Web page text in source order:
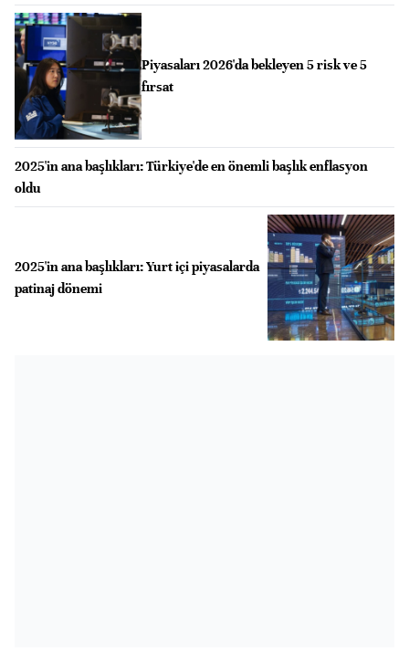
Piyasaları 2026'da bekleyen 5 risk ve 5
fırsat
2025'in ana başlıkları: Türkiye'de en önemli başlık enflasyon
oldu
2025'in ana başlıkları: Yurt içi piyasalarda
patinaj dönemi